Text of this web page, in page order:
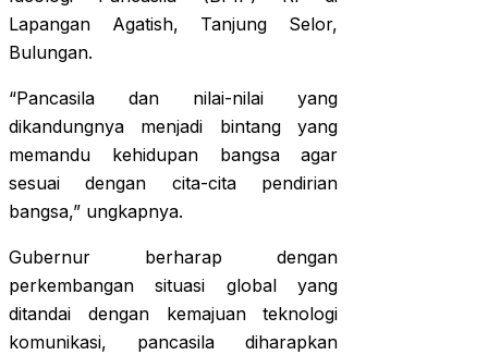
Lapangan Agatish, Tanjung Selor,
Bulungan.
“Pancasila dan nilai-nilai yang
dikandungnya menjadi bintang yang
memandu kehidupan bangsa agar
sesuai dengan cita-cita pendirian
bangsa,” ungkapnya.
Gubernur berharap dengan
perkembangan situasi global yang
ditandai dengan kemajuan teknologi
komunikasi, pancasila diharapkan